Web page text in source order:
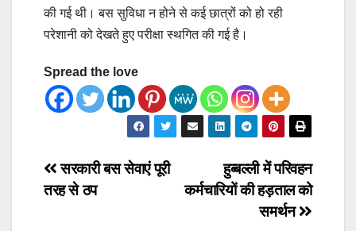
की गई थी। बस सुविधा न होने से कई छात्रों को हो रही
परेशानी को देखते हुए परीक्षा स्थगित की गई है।
Spread the love
Post
navigation
हुब्बल्ली में परिवहन
कर्मचारियों की हड़ताल को
समर्थन
सरकारी बस सेवाएं पूरी
तरह से ठप